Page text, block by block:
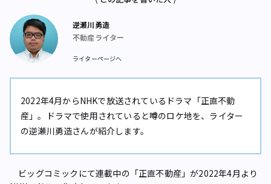
逆瀬川勇造
不動産ライター
ライターページへ
2022年4月からNHKで放送されているドラマ「正直不動
産」。ドラマで使用されていると噂のロケ地を、ライター
の逆瀬川勇造さんが紹介します。
ビッグコミックにて連載中の「正直不動産」が2022年4月より